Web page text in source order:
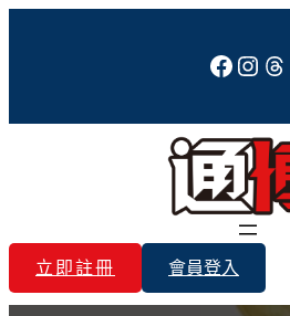
內
Facebook Instagram Threads
立即註冊 會員登入